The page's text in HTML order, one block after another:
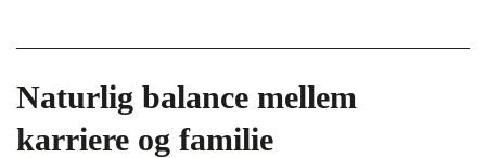
Naturlig balance mellem
karriere og familie